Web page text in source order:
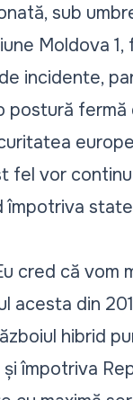
sub
Moldova 1,
incidente,
postură
vor
cred că vom
acesta din
hibrid
împotriva